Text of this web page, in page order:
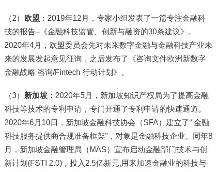
（2） 欧盟 ：2019年12月，专家小组发表了一篇专注金融科
技的报告–《金融科技监管、创新与融资的30条建议》。
2020年4月，欧盟委员会先对未来数字金融与金融科技产业未
来的发展发起意见征询，之后发布了《咨询文件欧洲新数字
金融战略 咨询/Fintech 行动计划》。
（3） 新加坡： 2020年5月，新加坡知识产权局为了提高金融
科技等技术的专利申请，专门开通了专利申请的快速通道。
2020年6月10日，新加坡金融科技协会（SFA）建立了“ 金融
科技服务提供商合规准备框架”，对象是金融科技企业。同年8
月，新加坡金融管理局（MAS）宣布启动金融部门技术与创
新计划(FSTI 2.0)，投入2.5亿新元,用来加速金融业的科技与